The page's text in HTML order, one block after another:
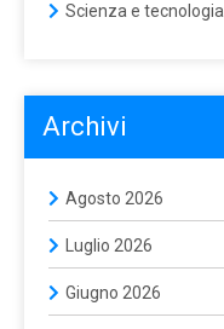
Scienza e tecnologia
Archivi
Agosto 2026
Luglio 2026
Giugno 2026